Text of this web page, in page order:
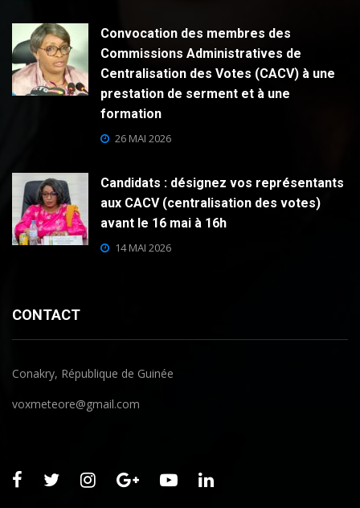
Convocation des membres des
Commissions Administratives de
Centralisation des Votes (CACV) à une
prestation de serment et à une
formation
26 MAI 2026
Candidats : désignez vos représentants
aux CACV (centralisation des votes)
avant le 16 mai à 16h
14 MAI 2026
CONTACT
Conakry, République de Guinée
voxmeteore@gmail.com